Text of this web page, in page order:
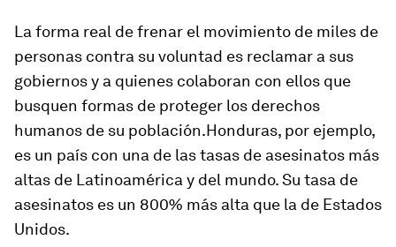
La forma real de frenar el movimiento de miles de
personas contra su voluntad es reclamar a sus
gobiernos y a quienes colaboran con ellos que
busquen formas de proteger los derechos
humanos de su población.Honduras, por ejemplo,
es un país con una de las tasas de asesinatos más
altas de Latinoamérica y del mundo. Su tasa de
asesinatos es un 800% más alta que la de Estados
Unidos.